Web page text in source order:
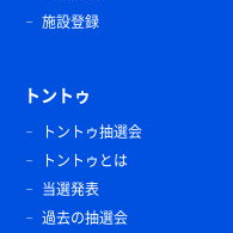
施設登録
トントゥ
トントゥ抽選会
トントゥとは
当選発表
過去の抽選会